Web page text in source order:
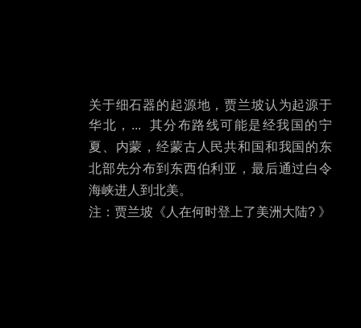
关于细石器的起源地，贾兰坡认为起源于
华北， ... 其分布路线可能是经我国的宁
夏、内蒙，经蒙古人民共和国和我国的东
北部先分布到东西伯利亚，最后通过白令
海峡进人到北美。
注：贾兰坡《人在何时登上了美洲大陆? 》